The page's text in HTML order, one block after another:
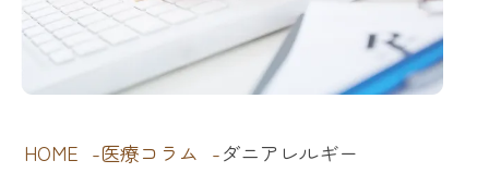
HOME 医療コラム ダニアレルギー